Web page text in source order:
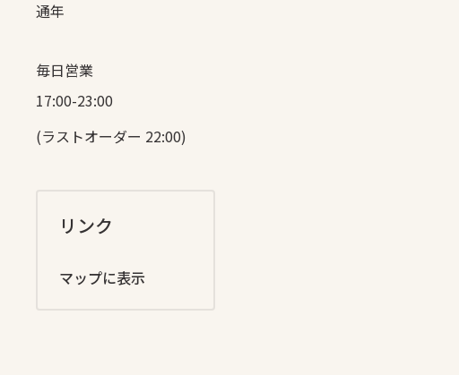
通年
毎日営業
17:00-23:00
(ラストオーダー 22:00)
リンク
マップに表示